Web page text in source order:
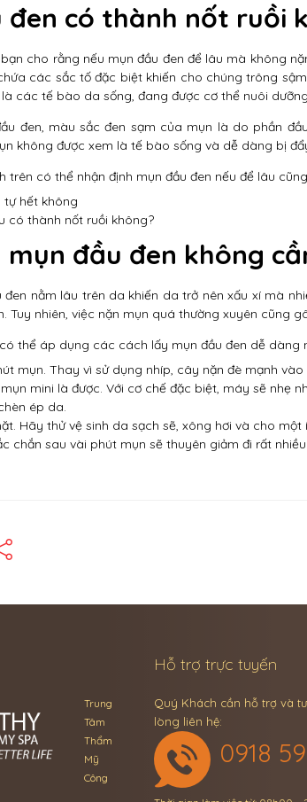
đen có thành nốt ruồi
cho rằng nếu mụn đầu đen để lâu mà không
các sắc tố đặc biệt khiến cho chúng trông
các tế bào da sống, đang được cơ thể nuôi
đen, màu sắc đen sạm của mụn là do phần
không được xem là tế bào sống và dễ dàng bị
trên có thể nhận định mụn đầu đen nếu để lâu
có thành nốt ruồi không?
mụn đầu đen không
đen nằm lâu trên da khiến da trở nên xấu xí mà
Tuy nhiên, việc nặn mụn quá thường xuyên cũng
thể áp dụng các cách lấy mụn đầu đen dễ dàng
mụn. Thay vì sử dụng nhíp, cây nặn đè mạnh
mini là được. Với cơ chế đặc biệt, máy sẽ nhẹ
ép da.
Hãy thử vệ sinh da sạch sẽ, xông hơi và cho
chắn sau vài phút mụn sẽ thuyên giảm đi rất nhiều.
Trung
Tâm
Thẩm
Mỹ
Công
Hỗ trợ trực tuyến
Quý Khách cần hỗ trợ và
lòng liên hệ:
0918